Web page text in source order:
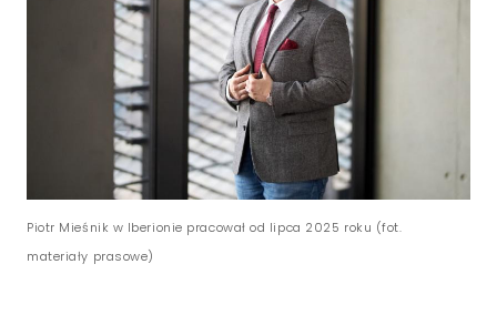
Piotr Mieśnik w Iberionie pracował od lipca 2025 roku (fot.
materiały prasowe)